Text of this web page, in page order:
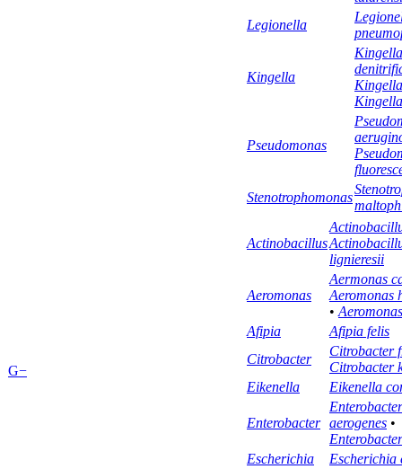
G−
Legionella
Kingella
Kingella
Pseudomonas
Stenotrophomonas
Actinobacillus
lignieresii
Aeromonas
Aermonas
Aeromonas
•
Afipia
Afipia felis
Citrobacter
Citrobacter
Citrobacter
Eikenella
Eikenella
Enterobacter
Enterobacter
aerogenes •
Escherichia
Escherichia